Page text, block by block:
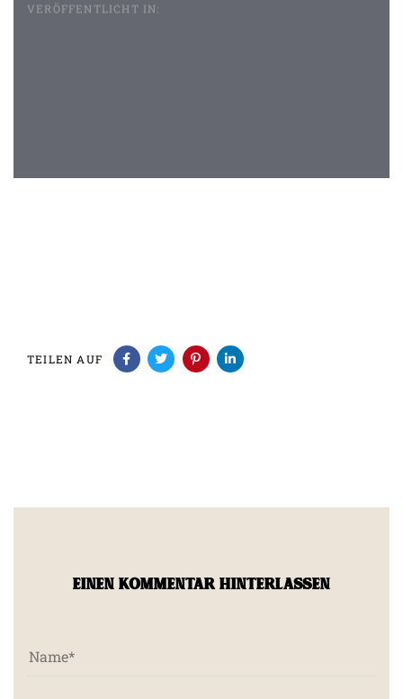
VERÖFFENTLICHT IN:
TEILEN AUF
EINEN KOMMENTAR HINTERLASSEN